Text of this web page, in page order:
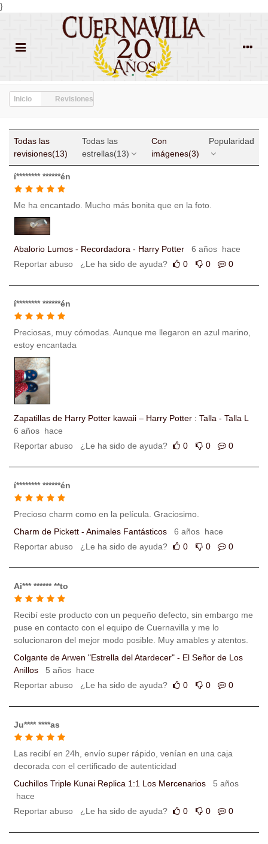
}
Inicio Revisiones
Todas las
revisiones(13)
Todas las
estrellas(13)
Con
imágenes(3)
Popularidad
í******** ******én
Me ha encantado. Mucho más bonita que en la foto.
Abalorio Lumos - Recordadora - Harry Potter
6 años hace
Reportar abuso
¿Le ha sido de ayuda? 0 0 0
í******** ******én
Preciosas, muy cómodas. Aunque me llegaron en azul marino,
estoy encantada
Zapatillas de Harry Potter kawaii – Harry Potter : Talla - Talla L
6 años hace
Reportar abuso
¿Le ha sido de ayuda? 0 0 0
í******** ******én
Precioso charm como en la película. Graciosimo.
Charm de Pickett - Animales Fantásticos
6 años hace
Reportar abuso
¿Le ha sido de ayuda? 0 0 0
Ai*** ****** **to
Recibí este producto con un pequeño defecto, sin embargo me
puse en contacto con el equipo de Cuernavilla y me lo
solucionaron del mejor modo posible. Muy amables y atentos.
Colgante de Arwen "Estrella del Atardecer" - El Señor de Los
Anillos
5 años hace
Reportar abuso
¿Le ha sido de ayuda? 0 0 0
Ju**** ****as
Las recibí en 24h, envío super rápido, venían en una caja
decorada con el certificado de autenticidad
Cuchillos Triple Kunai Replica 1:1 Los Mercenarios
5 años
hace
Reportar abuso
¿Le ha sido de ayuda? 0 0 0